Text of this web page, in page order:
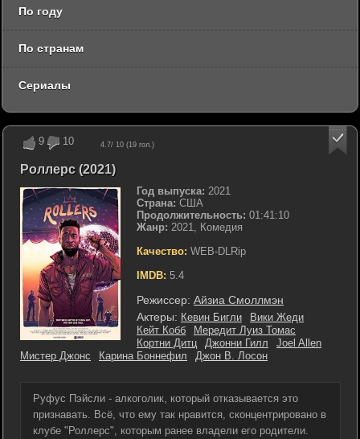
9 10 4.7/ 10 (19 гол.)
Роллерс (2021)
Год выпуска: 2021
Страна: США
Продолжительность: 01:41:10
Жанр: 2021, Комедия
Качество: WEB-DLRip
IMDB: 5.4
Режиссер: Айзиа Смоллмэн
Актеры: Кевин Бигли
Вики Жеди
Кейт Кобб
Мередит Луиз Томас
Кортни Дитц
Джонни Гилл
Joel Allen
Мистер Джонс
Карина Боннефил Джон В. Лосон
Руфус Пэйсли - алкоголик, который отказывается это
признавать. Всё, что ему так нравится, сконцентрировано в
клубе "Роллерс", которым ранее владели его родители.
По году
По странам
Сериалы